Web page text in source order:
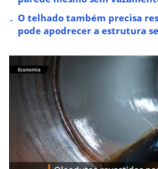
O telhado também precisa
pode apodrecer a estrutura